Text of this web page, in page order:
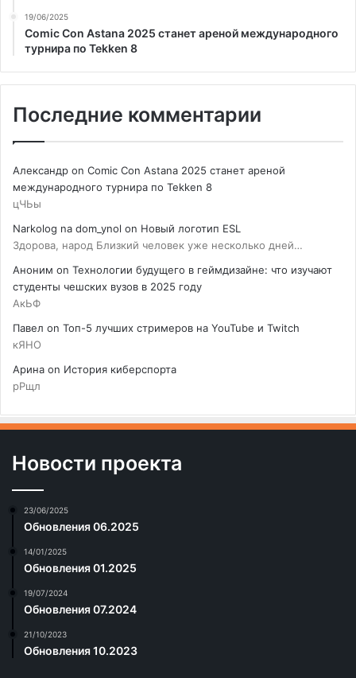
19/06/2025
Comic Con Astana 2025 станет ареной международного
турнира по Tekken 8
Последние комментарии
Александр on Comic Con Astana 2025 станет ареной
международного турнира по Tekken 8
цЧЬы
Narkolog na dom_ynol on Новый логотип ESL
Здорова, народ Близкий человек уже несколько дней…
Аноним on Технологии будущего в геймдизайне: что изучают
студенты чешских вузов в 2025 году
АкЬФ
Павел on Топ-5 лучших стримеров на YouTube и Twitch
кЯНО
Арина on История киберспорта
рРщл
Новости проекта
23/06/2025
Обновления 06.2025
14/01/2025
Обновления 01.2025
19/07/2024
Обновления 07.2024
21/10/2023
Обновления 10.2023